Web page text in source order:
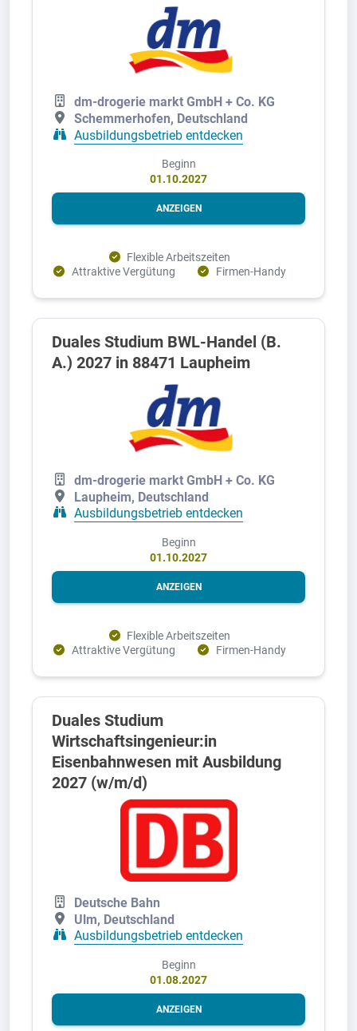
dm-drogerie markt GmbH + Co. KG
Schemmerhofen, Deutschland
Ausbildungsbetrieb entdecken
Beginn
01.10.2027
ANZEIGEN
Flexible Arbeitszeiten
Attraktive Vergütung
Firmen-Handy
Duales Studium BWL-Handel (B.
A.) 2027 in 88471 Laupheim
dm-drogerie markt GmbH + Co. KG
Laupheim, Deutschland
Ausbildungsbetrieb entdecken
Beginn
01.10.2027
ANZEIGEN
Flexible Arbeitszeiten
Attraktive Vergütung
Firmen-Handy
Duales Studium
Wirtschaftsingenieur:in
Eisenbahnwesen mit Ausbildung
2027 (w/m/d)
Deutsche Bahn
Ulm, Deutschland
Ausbildungsbetrieb entdecken
Beginn
01.08.2027
ANZEIGEN